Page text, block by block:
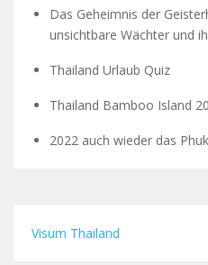
Das Geheimnis der
unsichtbare Wächter und
Thailand Urlaub Quiz
Thailand Bamboo Island
2022 auch wieder das
Visum Thailand